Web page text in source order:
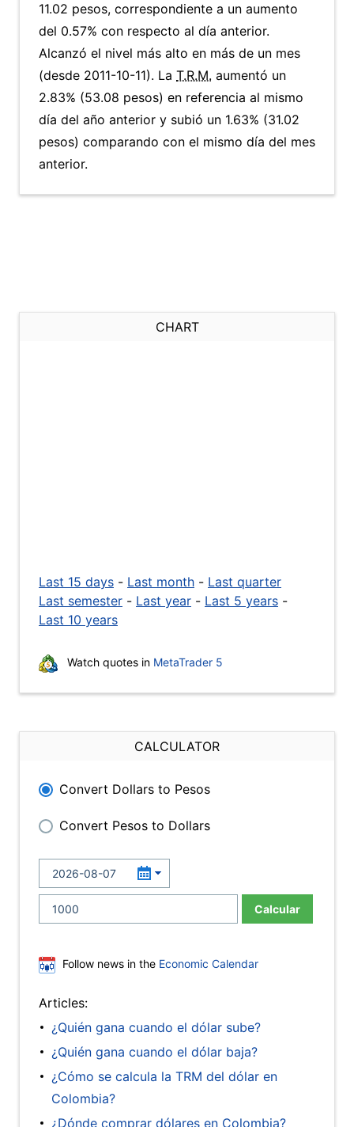
11.02 pesos, correspondiente a un aumento
del 0.57% con respecto al día anterior.
Alcanzó el nivel más alto en más de un mes
(desde 2011-10-11). La T.R.M. aumentó un
2.83% (53.08 pesos) en referencia al mismo
día del año anterior y subió un 1.63% (31.02
pesos) comparando con el mismo día del mes
anterior.
CHART
Last 15 days - Last month - Last quarter
Last semester - Last year - Last 5 years -
Last 10 years
Watch quotes in MetaTrader 5
CALCULATOR
Convert Dollars to Pesos
Convert Pesos to Dollars
Calcular
Follow news in the Economic Calendar
Articles:
¿Quién gana cuando el dólar sube?
¿Quién gana cuando el dólar baja?
¿Cómo se calcula la TRM del dólar en
Colombia?
¿Dónde comprar dólares en Colombia?